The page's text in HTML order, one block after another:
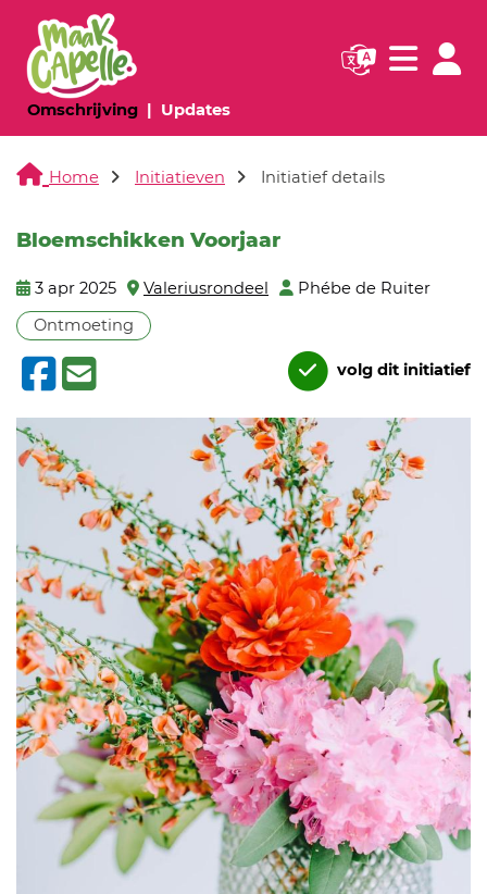
Omschrijving(huidige pagina)
Updates(huidige pagina)
Navigatie
Home Initiatieven Initiatief details
Bloemschikken Voorjaar
3 apr 2025 Valeriusrondeel
Phébe de Ruiter
Ontmoeting
volg dit initiatief